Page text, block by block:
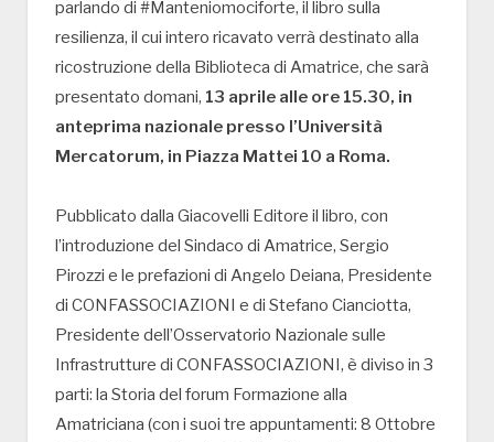
parlando di #Manteniomociforte, il libro sulla
resilienza, il cui intero ricavato verrà destinato alla
ricostruzione della Biblioteca di Amatrice, che sarà
presentato domani, 13 aprile alle ore 15.30, in
anteprima nazionale presso l’Università
Mercatorum, in Piazza Mattei 10 a Roma.
Pubblicato dalla Giacovelli Editore il libro, con
l’introduzione del Sindaco di Amatrice, Sergio
Pirozzi e le prefazioni di Angelo Deiana, Presidente
di CONFASSOCIAZIONI e di Stefano Cianciotta,
Presidente dell’Osservatorio Nazionale sulle
Infrastrutture di CONFASSOCIAZIONI, è diviso in 3
parti: la Storia del forum Formazione alla
Amatriciana (con i suoi tre appuntamenti: 8 Ottobre